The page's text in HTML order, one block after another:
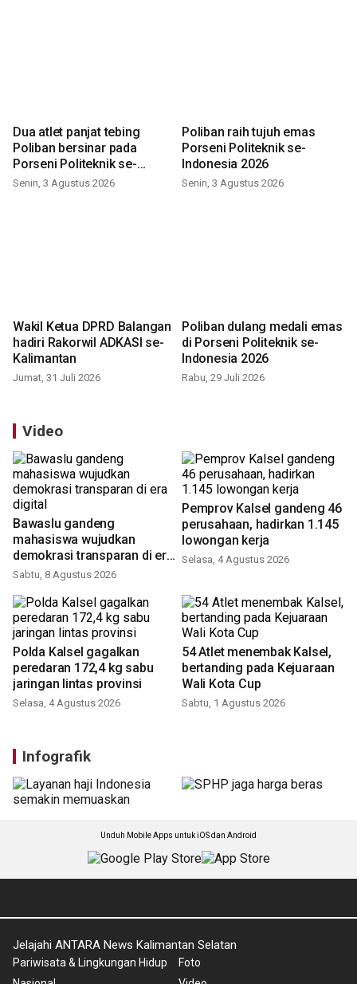
Dua atlet panjat tebing
Poliban bersinar pada
Porseni Politeknik se-
Indonesia 2026
Senin, 3 Agustus 2026
Poliban raih tujuh emas
Porseni Politeknik se-
Indonesia 2026
Senin, 3 Agustus 2026
Wakil Ketua DPRD Balangan
hadiri Rakorwil ADKASI se-
Kalimantan
Jumat, 31 Juli 2026
Poliban dulang medali emas
di Porseni Politeknik se-
Indonesia 2026
Rabu, 29 Juli 2026
Video
Bawaslu gandeng
mahasiswa wujudkan
demokrasi transparan di era
digital
Sabtu, 8 Agustus 2026
Pemprov Kalsel gandeng 46
perusahaan, hadirkan 1.145
lowongan kerja
Selasa, 4 Agustus 2026
Polda Kalsel gagalkan
peredaran 172,4 kg sabu
jaringan lintas provinsi
Selasa, 4 Agustus 2026
54 Atlet menembak Kalsel,
bertanding pada Kejuaraan
Wali Kota Cup
Sabtu, 1 Agustus 2026
Infografik
Unduh Mobile Apps untuk iOS dan Android
Jelajahi ANTARA News Kalimantan Selatan
Pariwisata & Lingkungan Hidup
Foto